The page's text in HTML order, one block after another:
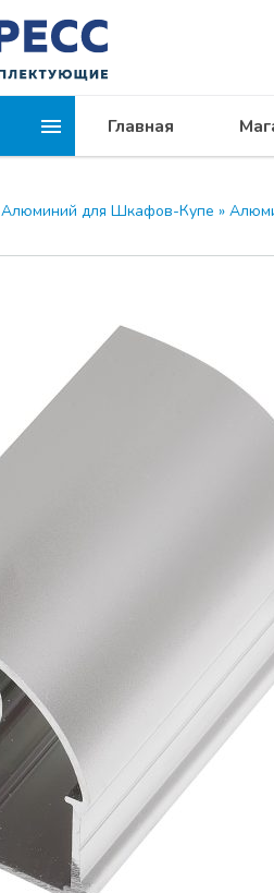
Главная
Алюминий для Шкафов-Купе »